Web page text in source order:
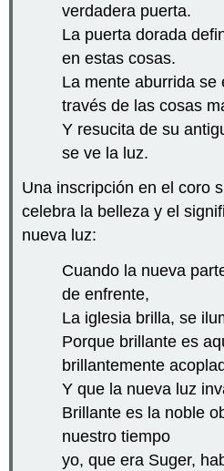
verdadera puerta.
La puerta dorada
en estas cosas.
La mente aburrida se
través de las cosas
Y resucita de su
se ve la luz.
Una inscripción en el coro
celebra la belleza y el
nueva luz:
Cuando la nueva
de enfrente,
La iglesia brilla, se
Porque brillante es
brillantemente
Y que la nueva luz
Brillante es la noble
nuestro tiempo
yo, que era Suger,